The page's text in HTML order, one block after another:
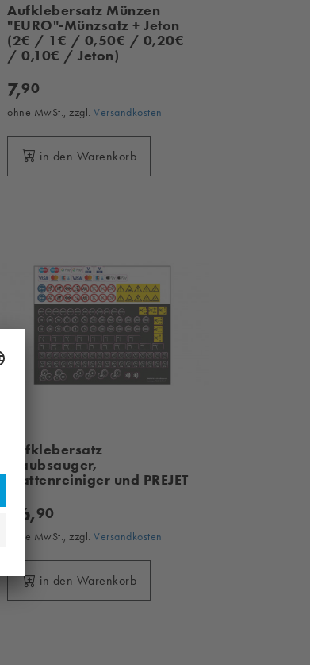
Aufklebersatz Münzen
"EURO"-Münzsatz + Jeton
(2€ / 1€ / 0,50€ / 0,20€
/ 0,10€ / Jeton)
7,90
ohne MwSt., zzgl.Versandkosten
in den Warenkorb
Aufklebersatz
Staubsauger,
Mattenreiniger und PREJET
26,90
ohne MwSt., zzgl.Versandkosten
in den Warenkorb